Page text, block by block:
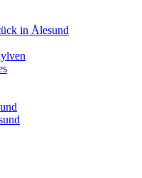
in Ålesund